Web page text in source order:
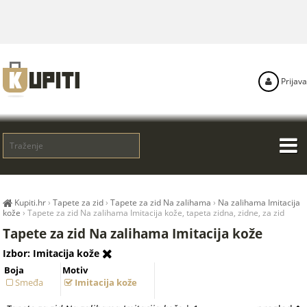
Kupiti.hr›Tapete za zid ›Tapete za zid Na zalihama › Na zalihama Imitacija
kože ›Tapete za zid Na zalihama Imitacija kože, tapeta zidna, zidne, za zid
Tapete za zid Na zalihama Imitacija kože
Izbor: Imitacija kože
Boja
Smeđa
Motiv
Imitacija kože
Prijava